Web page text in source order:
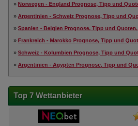
»Norwegen - England Prognose, Tipp und
»Argentinien - Schweiz Prognose, Tipp und
»Spanien - Belgien Prognose, Tipp und Quoten,
»Frankreich - Marokko Prognose, Tipp und
»Schweiz - Kolumbien Prognose, Tipp und
»Argentinien - Ägypten Prognose, Tipp und
Top 7 Wettanbieter